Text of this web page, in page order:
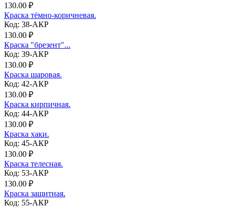
130.00 ₽
Краска тёмно-коричневая.
Код: 38-АКР
130.00 ₽
Краска "брезент"...
Код: 39-АКР
130.00 ₽
Краска шаровая.
Код: 42-АКР
130.00 ₽
Краска кирпичная.
Код: 44-АКР
130.00 ₽
Краска хаки.
Код: 45-АКР
130.00 ₽
Краска телесная.
Код: 53-АКР
130.00 ₽
Краска защитная.
Код: 55-АКР